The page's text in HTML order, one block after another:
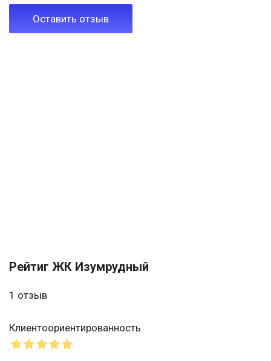
Оставить отзыв
Рейтиг ЖК Изумрудный
1 отзыв
Клиентоориентированность